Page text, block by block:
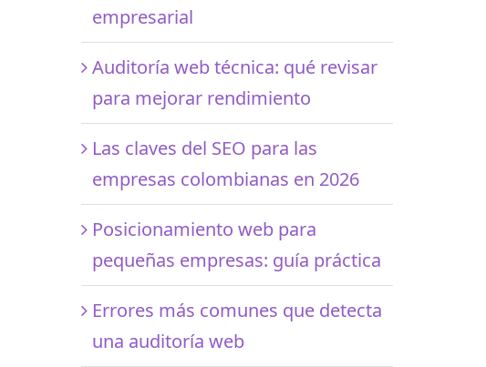
empresarial
Auditoría web técnica: qué revisar
para mejorar rendimiento
Las claves del SEO para las
empresas colombianas en 2026
Posicionamiento web para
pequeñas empresas: guía práctica
Errores más comunes que detecta
una auditoría web